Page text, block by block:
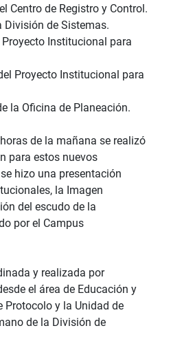
Centro de Registro y Control.
División de Sistemas.
Institucional para
Proyecto Institucional para
la Oficina de Planeación.
de la mañana se realizó
para estos nuevos
hizo una presentación
la Imagen
del escudo de la
por el Campus
y realizada por
el área de Educación y
Protocolo y la Unidad de
de la División de